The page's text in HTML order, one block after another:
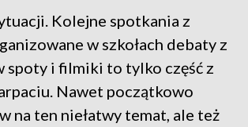
Kolejne spotkania z
w szkołach debaty z
spoty i filmiki to tylko część z
Nawet początkowo
na ten niełatwy temat, ale też